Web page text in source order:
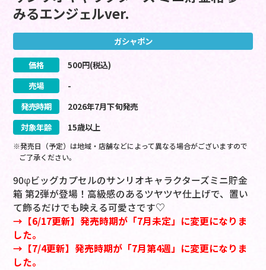
みるエンジェルver.
ガシャポン
価格 500円(税込)
売場
-
発売時期
2026年7月下旬発売
対象年齢
15歳以上
※発売日（予定）は地域・店舗などによって異なる場合がございますので
ご了承ください。
90φビッグカプセルのサンリオキャラクターズミニ貯金
箱 第2弾が登場！高級感のあるツヤツヤ仕上げで、置い
て飾るだけでも映える可愛さです♡
→【6/17更新】発売時期が「7月未定」に変更になりま
した。
→【7/4更新】発売時期が「7月第4週」に変更になりま
した。